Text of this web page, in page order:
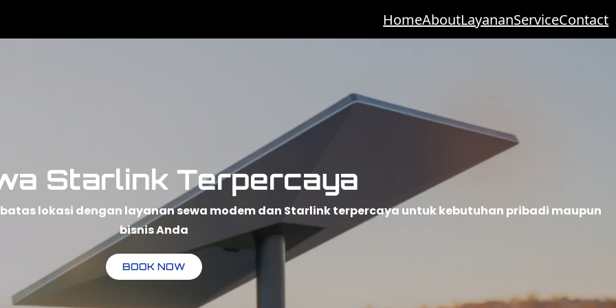
HomeAboutLayananServiceContact
Starlink Terpercaya
lokasi dengan layanan sewa modem dan Starlink terpercaya untuk kebutuhan pribadi maupun
bisnis Anda
BOOK NOW